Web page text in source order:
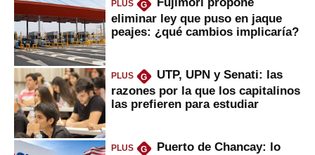
PLUS G
eliminar ley que puso en jaque
peajes: ¿qué cambios implicaría?
PLUS G
UTP, UPN y Senati: las
razones por la que los capitalinos
las prefieren para estudiar
PLUS G
Puerto de Chancay: lo